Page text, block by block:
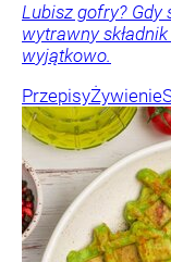
Lubisz gofry? Gdy
wytrawny
wyjątkowo.
PrzepisyŻywienie